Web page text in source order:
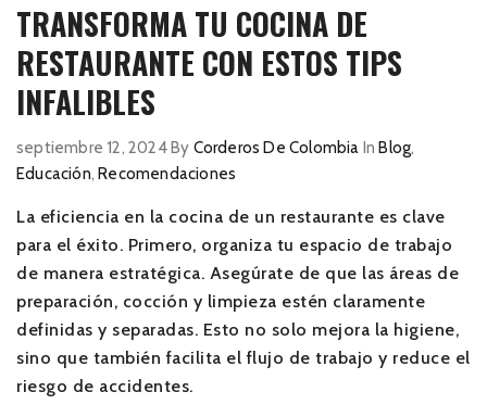
TRANSFORMA TU COCINA DE
RESTAURANTE CON ESTOS TIPS
INFALIBLES
septiembre 12, 2024 By Corderos De Colombia In Blog,
Educación, Recomendaciones
La eficiencia en la cocina de un restaurante es clave
para el éxito. Primero, organiza tu espacio de trabajo
de manera estratégica. Asegúrate de que las áreas de
preparación, cocción y limpieza estén claramente
definidas y separadas. Esto no solo mejora la higiene,
sino que también facilita el flujo de trabajo y reduce el
riesgo de accidentes.